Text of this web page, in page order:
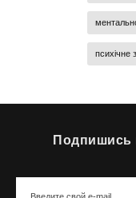
психічне
Подпишись